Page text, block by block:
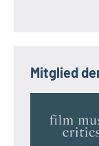
Mitglied